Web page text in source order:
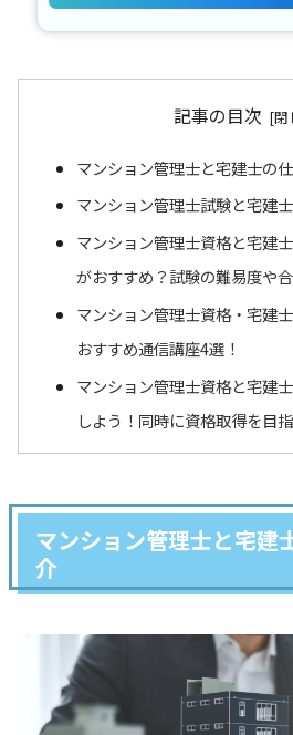
記事の目次
マンション管理士と宅建士の
マンション管理士試験と宅建
マンション管理士資格と宅建
がおすすめ？試験の難易度や
マンション管理士資格・宅建
おすすめ通信講座4選！
マンション管理士資格と宅建
しよう！同時に資格取得を目
マンション管理士と宅建
介